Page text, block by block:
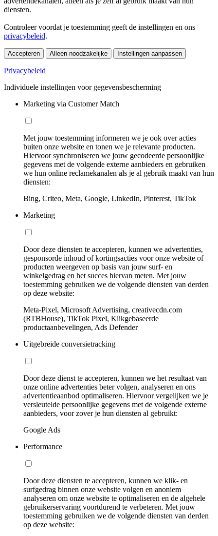
diensten.
Controleer voordat je toestemming geeft de instellingen en ons
privacybeleid.
Accepteren Alleen noodzakelijke Instellingen aanpassen
Privacybeleid
Individuele instellingen voor gegevensbescherming
Marketing via Customer Match
Met jouw toestemming informeren we je ook over acties
buiten onze website en tonen we je relevante producten.
Hiervoor synchroniseren we jouw gecodeerde persoonlijke
gegevens met de volgende externe aanbieders en gebruiken
we hun online reclamekanalen als je al gebruik maakt van hun
diensten:
Bing, Criteo, Meta, Google, LinkedIn, Pinterest, TikTok
Marketing
Door deze diensten te accepteren, kunnen we advertenties,
gesponsorde inhoud of kortingsacties voor onze website of
producten weergeven op basis van jouw surf- en
winkelgedrag en het succes hiervan meten. Met jouw
toestemming gebruiken we de volgende diensten van derden
op deze website:
Meta-Pixel, Microsoft Advertising, creativecdn.com
(RTBHouse), TikTok Pixel, Klikgebaseerde
productaanbevelingen, Ads Defender
Uitgebreide conversietracking
Door deze dienst te accepteren, kunnen we het resultaat van
onze online advertenties beter volgen, analyseren en ons
advertentieaanbod optimaliseren. Hiervoor vergelijken we je
versleutelde persoonlijke gegevens met de volgende externe
aanbieders, voor zover je hun diensten al gebruikt:
Google Ads
Performance
Door deze diensten te accepteren, kunnen we klik- en
surfgedrag binnen onze website volgen en anoniem
analyseren om onze website te optimaliseren en de algehele
gebruikerservaring voortdurend te verbeteren. Met jouw
toestemming gebruiken we de volgende diensten van derden
op deze website: